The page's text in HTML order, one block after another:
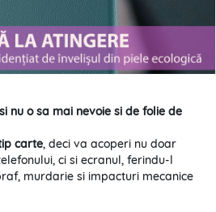
nu o sa mai nevoie si de folie de
carte, deci va acoperi nu doar
ci si ecranul, ferindu-l
murdarie si impacturi mecanice